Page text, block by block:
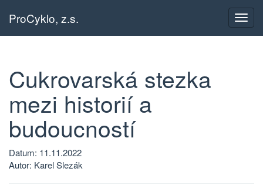
ProCyklo, z.s.
Cukrovarská stezka
mezi historií a
budoucností
Datum: 11.11.2022
Autor: Karel Slezák